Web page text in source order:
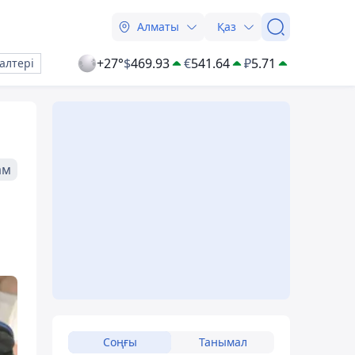
Алматы Қаз
+27°$469.93 €541.64 ₽5.71
Соңғы Танымал